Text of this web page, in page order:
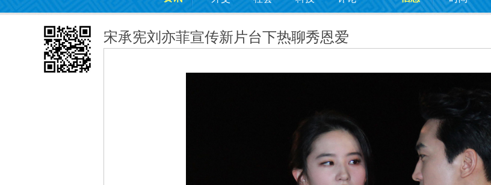
宋承宪刘亦菲宣传新片台下热聊秀恩爱